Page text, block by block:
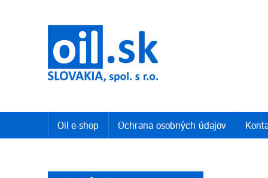
Oil e-shop Ochrana osobných údajov